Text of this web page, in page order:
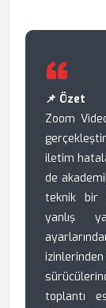
📌 Özet
Zoom
iletim
de
teknik bir
yanlış
toplantı